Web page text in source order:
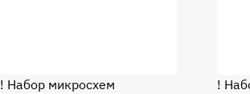
! Набор микросхем
!